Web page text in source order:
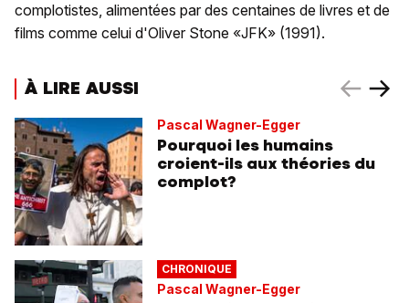
complotistes, alimentées par des centaines de livres et de
films comme celui d'Oliver Stone «JFK» (1991).
À LIRE AUSSI
Pascal Wagner-Egger
Pourquoi les humains
croient-ils aux théories du
complot?
CHRONIQUE
Pascal Wagner-Egger